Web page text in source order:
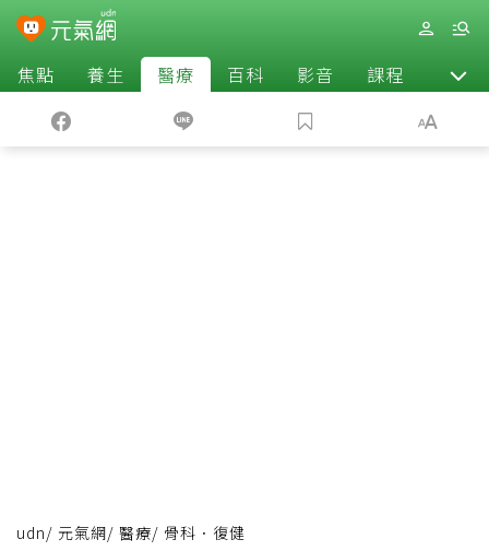
焦點 養生 醫療 百科 影音 課程 退休
udn/ 元氣網/ 醫療/ 骨科．復健